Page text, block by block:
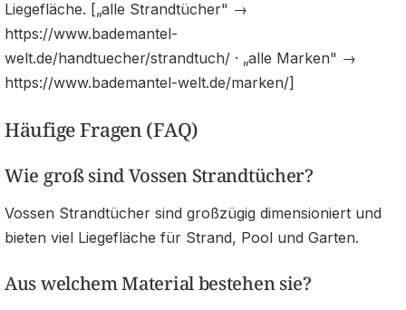
Liegefläche. [„alle Strandtücher" →
https://www.bademantel-
welt.de/handtuecher/strandtuch/ · „alle Marken" →
https://www.bademantel-welt.de/marken/]
Häufige Fragen (FAQ)
Wie groß sind Vossen Strandtücher?
Vossen Strandtücher sind großzügig dimensioniert und
bieten viel Liegefläche für Strand, Pool und Garten.
Aus welchem Material bestehen sie?